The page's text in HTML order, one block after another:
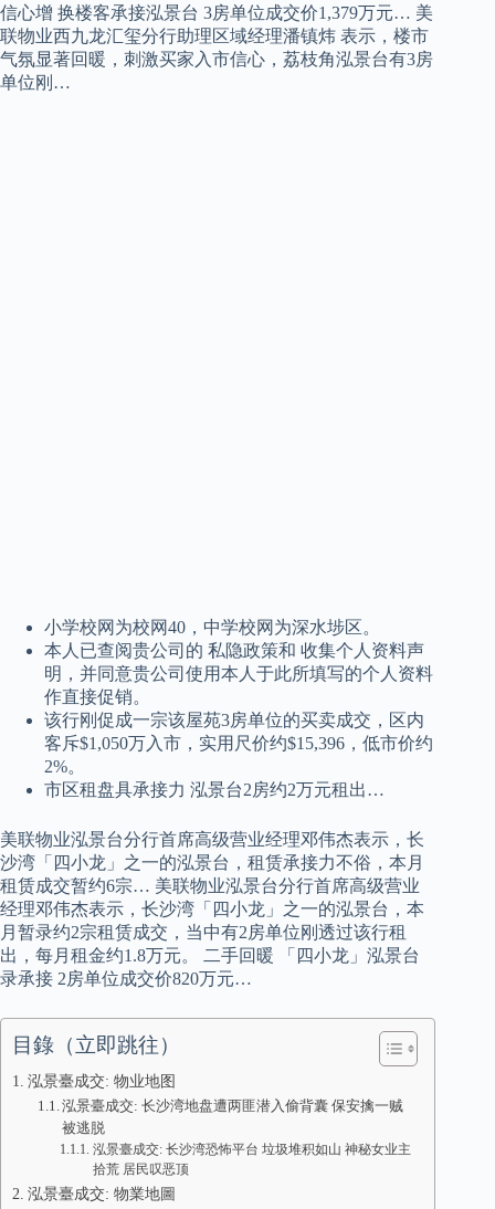
信心增 换楼客承接泓景台 3房单位成交价1,379万元… 美
联物业西九龙汇玺分行助理区域经理潘镇炜 表示，楼市
气氛显著回暖，刺激买家入市信心，荔枝角泓景台有3房
单位刚…
小学校网为校网40，中学校网为深水埗区。
本人已查阅贵公司的 私隐政策和 收集个人资料声
明，并同意贵公司使用本人于此所填写的个人资料
作直接促销。
该行刚促成一宗该屋苑3房单位的买卖成交，区内
客斥$1,050万入市，实用尺价约$15,396，低市价约
2%。
市区租盘具承接力 泓景台2房约2万元租出…
美联物业泓景台分行首席高级营业经理邓伟杰表示，长
沙湾「四小龙」之一的泓景台，租赁承接力不俗，本月
租赁成交暂约6宗… 美联物业泓景台分行首席高级营业
经理邓伟杰表示，长沙湾「四小龙」之一的泓景台，本
月暂录约2宗租赁成交，当中有2房单位刚透过该行租
出，每月租金约1.8万元。 二手回暖 「四小龙」泓景台
录承接 2房单位成交价820万元…
目錄（立即跳往）
泓景臺成交: 物业地图
泓景臺成交: 长沙湾地盘遭两匪潜入偷背囊 保安擒一贼
被逃脱
泓景臺成交: 长沙湾恐怖平台 垃圾堆积如山 神秘女业主
拾荒 居民叹恶顶
泓景臺成交: 物業地圖